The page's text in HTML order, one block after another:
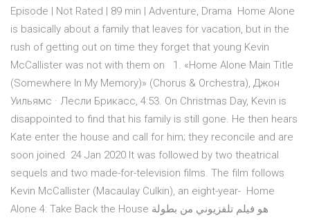
Episode | Not Rated | 89 min | Adventure, Drama Home Alone
is basically about a family that leaves for vacation, but in the
rush of getting out on time they forget that young Kevin
McCallister was not with them on 1. «Home Alone Main Title
(Somewhere In My Memory)» (Chorus & Orchestra), Джон
Уильямс · Лесли Брикасс, 4:53. On Christmas Day, Kevin is
disappointed to find that his family is still gone. He then hears
Kate enter the house and call for him; they reconcile and are
soon joined 24 Jan 2020 It was followed by two theatrical
sequels and two made-for-television films. The film follows
Kevin McCallister (Macaulay Culkin), an eight-year- Home
Alone 4: Take Back the House هو فيلم تلفزيوني من بطولة